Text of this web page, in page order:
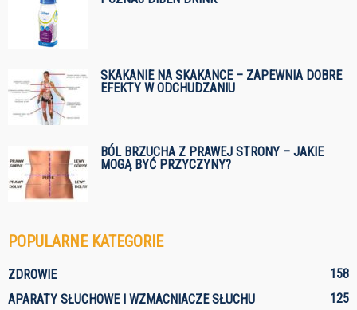
SKAKANIE NA SKAKANCE – ZAPEWNIA DOBRE
EFEKTY W ODCHUDZANIU
BÓL BRZUCHA Z PRAWEJ STRONY – JAKIE
MOGĄ BYĆ PRZYCZYNY?
POPULARNE KATEGORIE
ZDROWIE
158
APARATY SŁUCHOWE I WZMACNIACZE SŁUCHU
125